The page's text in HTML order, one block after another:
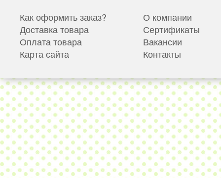
Как оформить заказ?
Доставка товара
Оплата товара
Карта сайта
О компании
Сертификаты
Вакансии
Контакты